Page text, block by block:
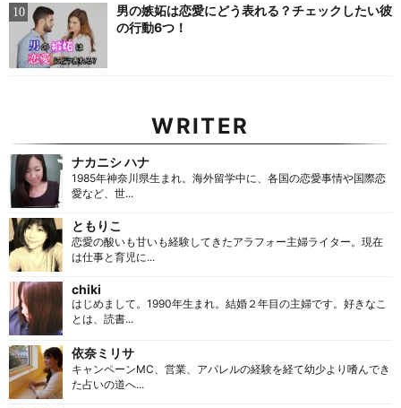
男の嫉妬は恋愛にどう表れる？チェックしたい彼
の行動6つ！
WRITER
ナカニシ ハナ
1985年神奈川県生まれ。海外留学中に、各国の恋愛事情や国際恋
愛など、世...
ともりこ
恋愛の酸いも甘いも経験してきたアラフォー主婦ライター。現在
は仕事と育児に...
chiki
はじめまして。1990年生まれ。結婚２年目の主婦です。好きなこ
とは、読書...
依奈ミリサ
キャンペーンMC、営業、アパレルの経験を経て幼少より嗜んでき
た占いの道へ...